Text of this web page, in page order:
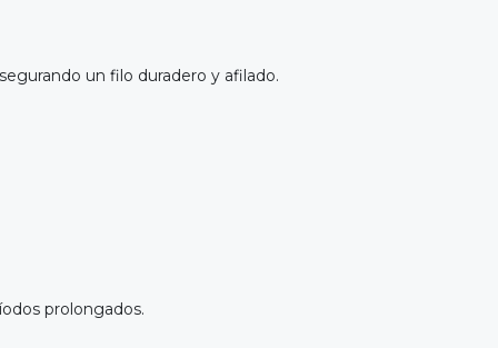
un filo duradero y afilado.
prolongados.